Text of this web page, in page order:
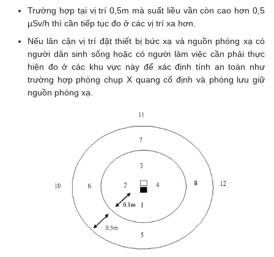
Trường hợp tại vị trí 0,5m mà suất liều vần còn cao hơn 0,5
µSv/h thì cần tiếp tục đo ở các vị trí xa hơn.
Nếu lân cận vị trí đặt thiết bị bức xạ và nguồn phóng xạ có
người dân sinh sống hoặc có người làm việc cần phải thực
hiện đo ở các khu vực này để xác định tính an toàn như
trường hợp phòng chụp X quang cố định và phòng lưu giữ
nguồn phóng xạ.